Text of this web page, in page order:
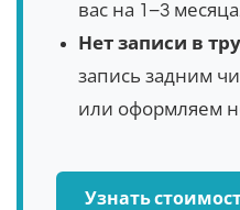
вас на 1–3 месяца.
Нет записи в
запись задним
или оформляем
Узнать